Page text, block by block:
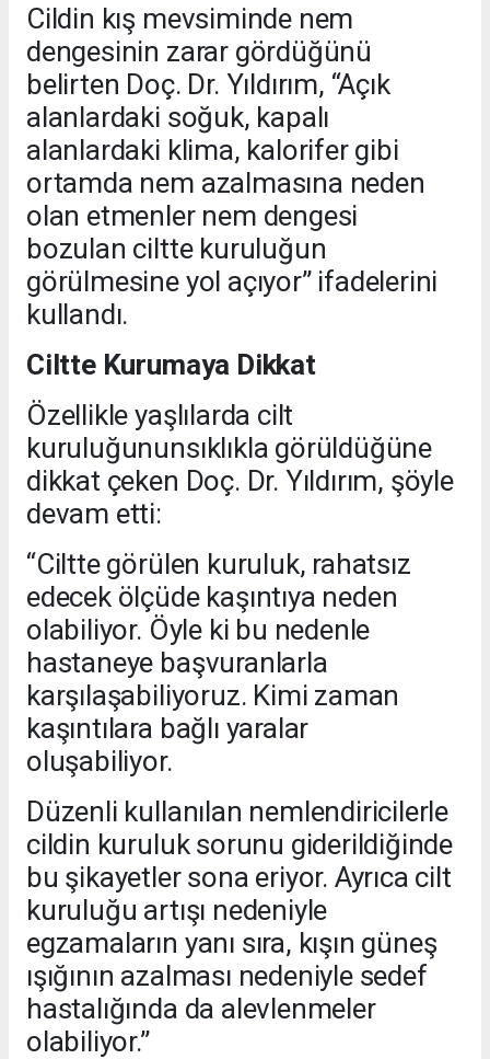
Cildin kış mevsiminde nem
dengesinin zarar gördüğünü
belirten Doç. Dr. Yıldırım, “Açık
alanlardaki soğuk, kapalı
alanlardaki klima, kalorifer gibi
ortamda nem azalmasına neden
olan etmenler nem dengesi
bozulan ciltte kuruluğun
görülmesine yol açıyor” ifadelerini
kullandı.
Ciltte Kurumaya Dikkat
Özellikle yaşlılarda cilt
kuruluğununsıklıkla görüldüğüne
dikkat çeken Doç. Dr. Yıldırım, şöyle
devam etti:
“Ciltte görülen kuruluk, rahatsız
edecek ölçüde kaşıntıya neden
olabiliyor. Öyle ki bu nedenle
hastaneye başvuranlarla
karşılaşabiliyoruz. Kimi zaman
kaşıntılara bağlı yaralar
oluşabiliyor.
Düzenli kullanılan nemlendiricilerle
cildin kuruluk sorunu giderildiğinde
bu şikayetler sona eriyor. Ayrıca cilt
kuruluğu artışı nedeniyle
egzamaların yanı sıra, kışın güneş
ışığının azalması nedeniyle sedef
hastalığında da alevlenmeler
olabiliyor.”